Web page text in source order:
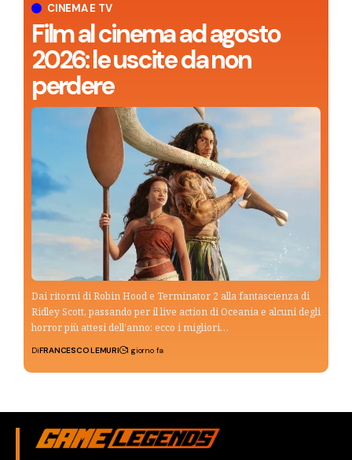
CINEMA E TV
Film al cinema ad agosto
2026: le uscite da non
perdere
Dai ritorni di Robin Hood e Terminator 2 alla fantascienza di
Ridley Scott, passando per il live action di Oceania e alcuni degli
horror più attesi dell’anno: ecco i migliori…
DiFRANCESCO LEMURI 1 giorno fa